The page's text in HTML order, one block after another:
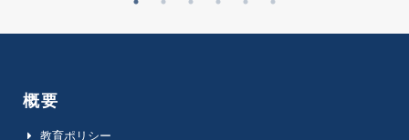
概要
教育ポリシー